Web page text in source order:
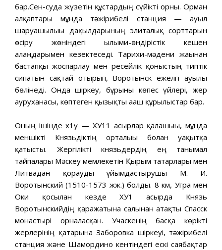
бар.Сен-суда жүзетін құстардың сүйікті орны. Орман
алқаптары мұнда тәжірибелі станция — ауыл
шаруашылығы дақылдарының элиталық сорттарын
өсіру жөніндегі ғылыми-өндірістік кешен
алаңдарымен кезектеседі. Тарихи-мәдени жағынан
бастапқы жоспарлау мен ресейлік қоныстың типтік
сипатын сақтай отырып, Воротынск ежелгі ауылы
бөлінеді. Онда шіркеу, бұрынғы көпес үйлері, жер
ауруханасы, көптеген қызықты ағаш құрылыстар бар.
Оның ішінде х1у — ХУ11 ғасырлар қалашығы, мұнда
меншікті Князьдіктің орталығы болған уақытқа
қатысты. Жергілікті князьдердің ең танымал
тайпалары Мәскеу мемлекетін Қырым татарлары мен
Литвадан қорғауды ұйымдастырушы М. И.
Воротынский (1510-1573 жж.) болды. 8 км, Угра мен
Оки қосылған кезде ХУ1 ғасырда Князь
Воротынскийдің қаражатына салынған атақты Спасск
монастырі орналасқан. Учаскенің басқа көрікті
жерлерінің қатарына Заборовка шіркеуі, тәжірибелі
станция және Шамордино кентіндегі ескі саябақтар